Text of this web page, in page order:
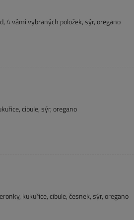
4 vámi vybraných položek, sýr, oregano
cibule, sýr, oregano
kukuřice, cibule, česnek, sýr, oregano